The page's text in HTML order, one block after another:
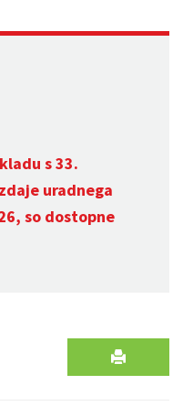
s 33.
uradnega
so dostopne